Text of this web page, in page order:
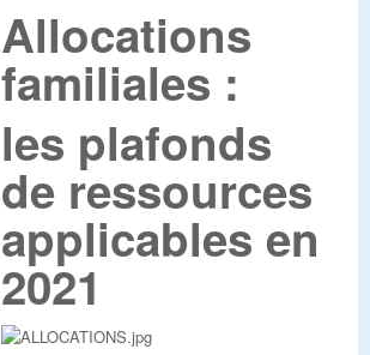
Allocations
familiales :
les plafonds
de ressources
applicables en
2021